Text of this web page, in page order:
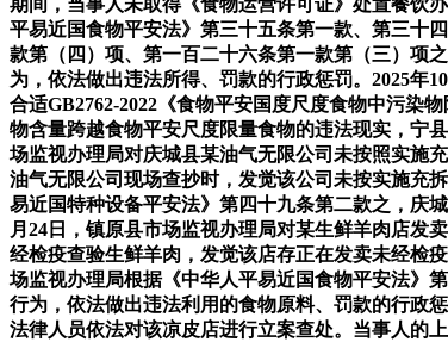
期间，当事人未取得《食物运营许可证》处置餐饮
平易近国食物平安法》第三十五条第一款、第三十
款第（四）项、第一百二十六条第一款第（三）项
为，依法做出违法所得、罚款的行政惩罚。2025年
合适GB2762-2022《食物平安国度尺度食物中污染
物含量跨越食物平安尺度限量食物的违法现实，宁
场监视办理局对庆城县某油气无限公司未按照实施
油气无限公司现场查抄时，发觉该公司未按实施充
易近国特种设备平安法》第四十九条第二款之，庆
月24日，镇原县市场监视办理局对某生鲜羊肉店发
经检疫查验生鲜羊肉，发觉该店存正在发卖未经检
场监视办理局根据《中华人平易近国食物平安法》
行为，依法做出违法利用的食物原料、罚款的行政
法律人员依法对该凉皮店进行立案查处。当事人的